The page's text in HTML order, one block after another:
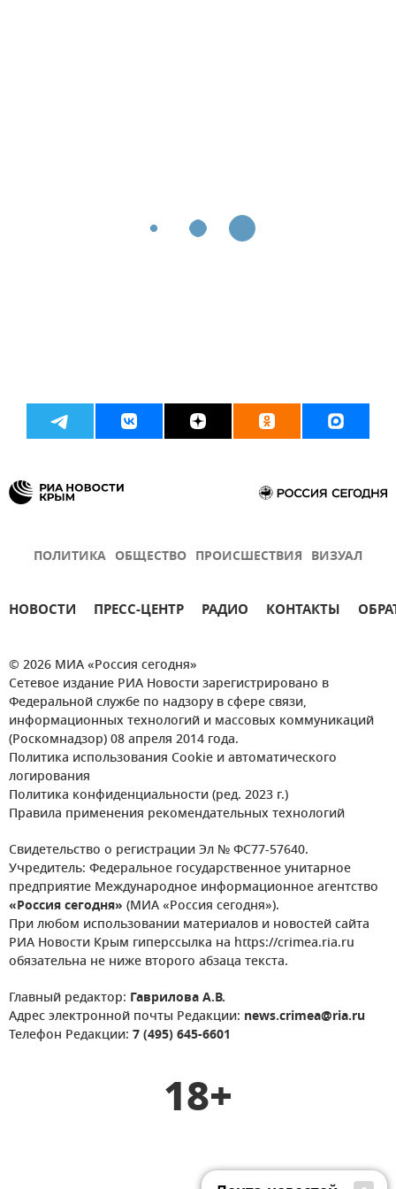
ПОЛИТИКА ОБЩЕСТВО ПРОИСШЕСТВИЯ ВИЗУАЛ
НОВОСТИ ПРЕСС-ЦЕНТР РАДИО КОНТАКТЫ
© 2026 МИА «Россия сегодня»
Сетевое издание РИА Новости зарегистрировано в
Федеральной службе по надзору в сфере связи,
информационных технологий и массовых коммуникаций
(Роскомнадзор) 08 апреля 2014 года.
Политика использования Cookie и автоматического
логирования
Политика конфиденциальности (ред. 2023 г.)
Правила применения рекомендательных технологий
Свидетельство о регистрации Эл № ФС77-57640.
Учредитель: Федеральное государственное унитарное
предприятие Международное информационное агентство
«Россия сегодня» (МИА «Россия сегодня»).
При любом использовании материалов и новостей сайта
РИА Новости Крым гиперссылка на https://crimea.ria.ru
обязательна не ниже второго абзаца текста.
Главный редактор: Гаврилова А.В.
Адрес электронной почты Редакции: news.crimea@ria.ru
Телефон Редакции: 7 (495) 645-6601
18+